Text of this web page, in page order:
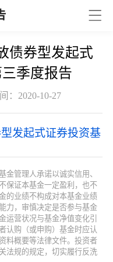
债券型发起式
季度报告
：2020-10-27
发起式证券投资基
金管理人承诺以诚实信用、
保证本基金一定盈利，也不
的业绩不构成对本基金业绩
力，审慎决定是否参与基金
运营状况与基金净值变化引
认购（或申购）基金时应认
料概要等法律文件。投资者
法规的规定，切实履行反洗